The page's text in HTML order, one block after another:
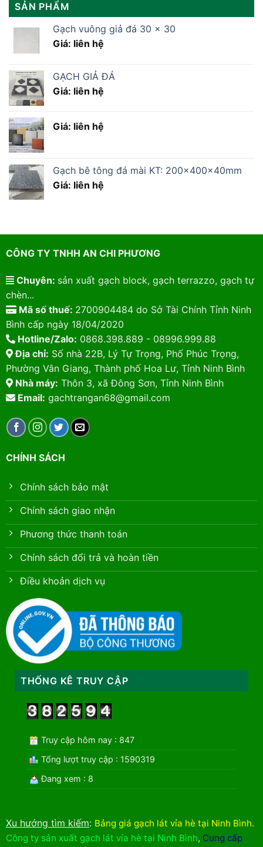
SẢN PHẨM
Gạch vuông giả đá 30 x 30
Giá: liên hệ
GẠCH GIẢ ĐÁ
Giá: liên hệ
Giá: liên hệ
Gạch bê tông đá mài KT: 200x400x40mm
Giá: liên hệ
CÔNG TY TNHH AN CHI PHƯƠNG
Chuyên: sản xuất gạch block, gạch terrazzo, gạch tự
chèn...
Mã số thuế: 2700904484 do Sở Tài Chính Tỉnh Ninh
Bình cấp ngày 18/04/2020
Hotline/Zalo: 0868.398.889 - 08996.999.88
Địa chỉ: Số nhà 22B, Lý Tự Trọng, Phố Phúc Trọng,
Phường Vân Giang, Thành phố Hoa Lư, Tỉnh Ninh Bình
Nhà máy: Thôn 3, xã Đông Sơn, Tỉnh Ninh Bình
Email: gachtrangan68@gmail.com
CHÍNH SÁCH
Chính sách bảo mật
Chính sách giao nhận
Phương thức thanh toán
Chính sách đổi trả và hoàn tiền
Điều khoản dịch vụ
THỐNG KÊ TRUY CẬP
Truy cập hôm nay : 847
Tổng lượt truy cập : 1590319
Đang xem : 8
Xu hướng tìm kiếm: Bảng giá gạch lát vỉa hè tại Ninh Bình.
Công ty sản xuất gạch lát vỉa hè tại Ninh Bình, Cung cấp